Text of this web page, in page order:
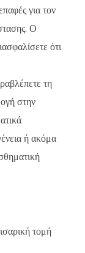
για τον
Ο
ότι
τη
στην
ή ακόμα
τομή